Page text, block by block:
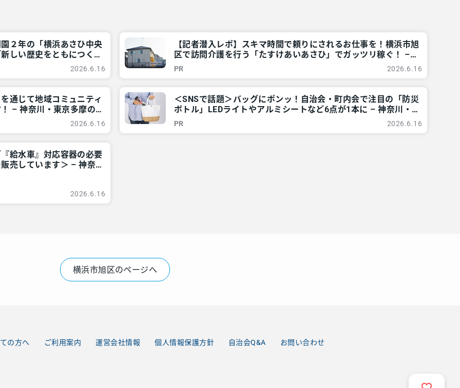
２年の「横浜あさひ中央
しい歴史をともにつくり
所情報 – レアリア2026.6.16
【記者潜入レポ】スキマ時間で頼りにされるお仕事を！横浜市旭
区で訪問介護を行う「たすけあいあさひ」でガッツリ稼ぐ！ –
神奈川・東京多摩のご近所情報 – レアリア
PR 2026.6.16
通じて地域コミュニティ
– 神奈川・東京多摩の
2026.6.16
＜SNSで話題＞バッグにポンッ！自治会・町内会で注目の「防災
ボトル」LEDライトやアルミシートなど6点が1本に – 神奈川・
東京多摩のご近所情報 – レアリア
PR 2026.6.16
給水車』対応容器の必要
売しています＞ – 神奈
2026.6.16
横浜市旭区のページへ
の方へ ご利用案内 運営会社情報 個人情報保護方針 自治会Q&A お問い合わせ